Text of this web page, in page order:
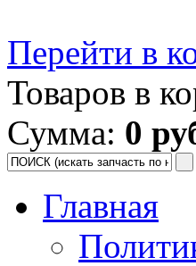
Перейти в
Товаров в
Сумма: 0
Главная